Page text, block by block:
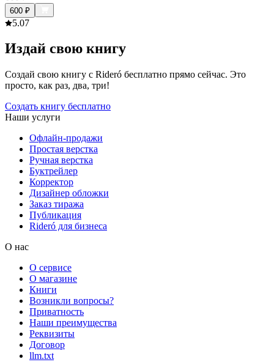
600 ₽
5.07
Издай свою книгу
Создай свою книгу с Rideró бесплатно прямо сейчас. Это
просто, как раз, два, три!
Создать книгу бесплатно
Наши услуги
Офлайн-продажи
Простая верстка
Ручная верстка
Буктрейлер
Корректор
Дизайнер обложки
Заказ тиража
Публикация
Rideró для бизнеса
О нас
О сервисе
О магазине
Книги
Возникли вопросы?
Приватность
Наши преимущества
Реквизиты
Договор
llm.txt